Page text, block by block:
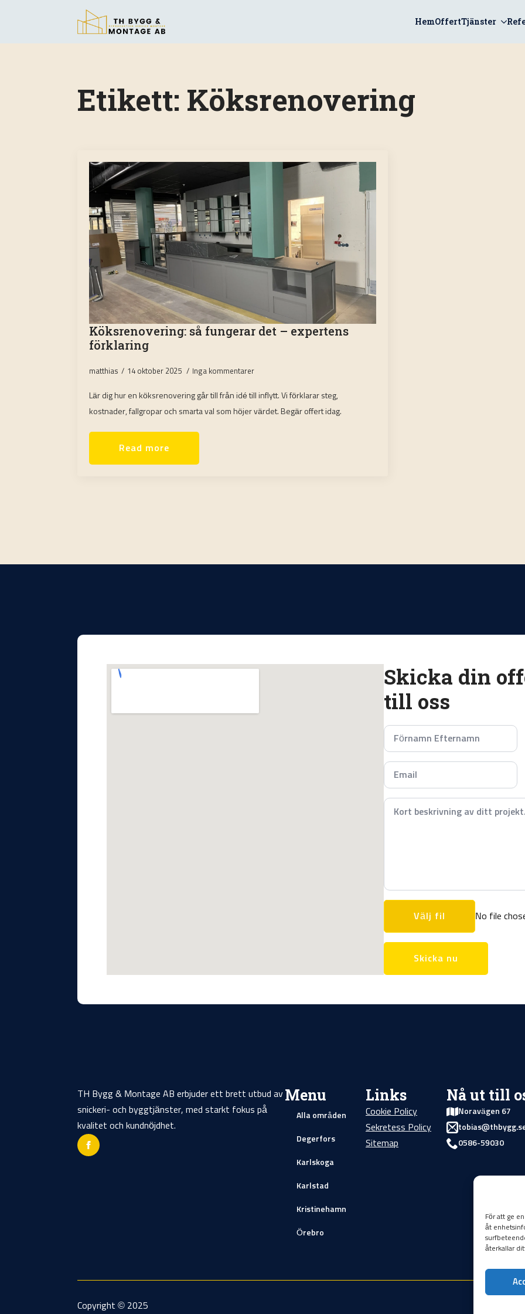
För att ge
åt
återkallar
HemOffertTjänster
Etikett: Köksrenovering
Köksrenovering: så fungerar det – expertens
förklaring
matthias 14 oktober 2025 Inga kommentarer
Lär dig hur en köksrenovering går till från idé till inflytt. Vi förklarar steg,
kostnader, fallgropar och smarta val som höjer värdet. Begär offert idag.
Read more
Skicka din
till oss
Namn
Email
Meddelande
Ladda
No file
Skicka nu
TH Bygg & Montage AB erbjuder ett brett utbud av
snickeri- och byggtjänster, med starkt fokus på
kvalitet och kundnöjdhet.
Menu
Alla områden
Degerfors
Karlskoga
Karlstad
Kristinehamn
Örebro
Links
Cookie Policy
Sekretess Policy
Sitemap
Nå ut till
Noravägen 67
0586-59030
Copyright © 2025